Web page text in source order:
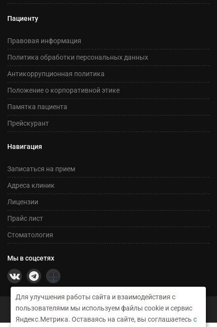
Для улучшения работы сайта и взаимодействия с
пользователями мы используем файлы cookie и сервис
Яндекс.Метрика. Оставаясь на сайте, вы соглашаетесьс
Пациенту
Правовая информация
Политика обработки персональных данных
Антикоррупционная политика
Положение о корпоративной этике
Памятка пациента
Прейскурант
Навигация
Записаться на прием
Адреса клиник
Лицензии
Прайс лист
Стоматология
Мы в соцсетях
©2026 Сеть медицинских центров Никсор
Техническое сопровождение и создание сайта RusGrup